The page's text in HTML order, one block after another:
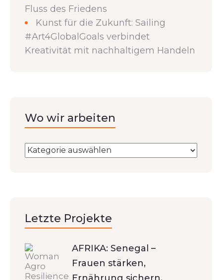
Fluss des Friedens
Kunst für die Zukunft: Sailing
#Art4GlobalGoals verbindet
Kreativität mit nachhaltigem Handeln
Wo wir arbeiten
Letzte Projekte
AFRIKA: Senegal –
Frauen stärken,